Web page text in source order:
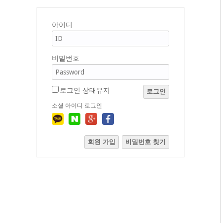
아이디
비밀번호
로그인 상태유지 로그인
소셜 아이디 로그인
회원 가입 비밀번호 찾기